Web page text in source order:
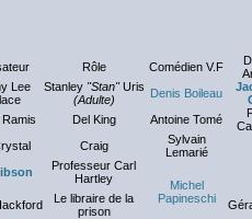
Rôle Comédien V.F
Lee
Stanley "Stan"Uris
(Adulte)
Denis Boileau
Del King Antoine Tomé
Craig
Sylvain
Lemarié
Professeur Carl
Hartley
Michel
Papineschi
Le libraire de la
prison